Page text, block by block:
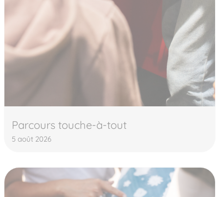
Parcours touche-à-tout
5 août 2026